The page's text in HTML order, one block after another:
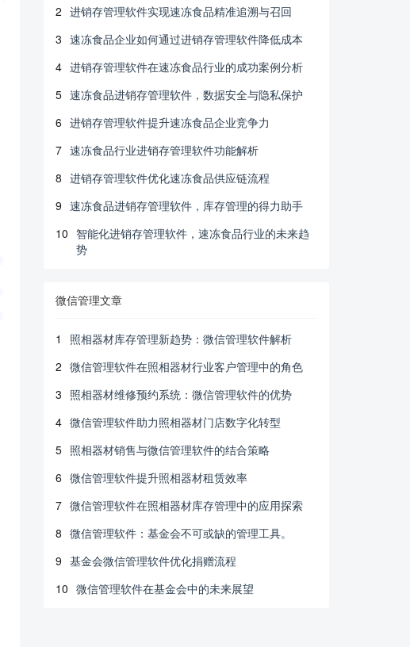
2 进销存管理软件实现速冻食品精准追溯与召回
3 速冻食品企业如何通过进销存管理软件降低成本
4 进销存管理软件在速冻食品行业的成功案例分析
5 速冻食品进销存管理软件，数据安全与隐私保护
6 进销存管理软件提升速冻食品企业竞争力
7 速冻食品行业进销存管理软件功能解析
8 进销存管理软件优化速冻食品供应链流程
9 速冻食品进销存管理软件，库存管理的得力助手
10 智能化进销存管理软件，速冻食品行业的未来趋
势
微信管理文章
1
照相器材库存管理新趋势：微信管理软件解析
2 微信管理软件在照相器材行业客户管理中的角色
3 照相器材维修预约系统：微信管理软件的优势
4 微信管理软件助力照相器材门店数字化转型
5 照相器材销售与微信管理软件的结合策略
6 微信管理软件提升照相器材租赁效率
7 微信管理软件在照相器材库存管理中的应用探索
8 微信管理软件：基金会不可或缺的管理工具。
9 基金会微信管理软件优化捐赠流程
10 微信管理软件在基金会中的未来展望